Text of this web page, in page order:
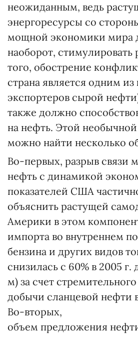
неожиданным, ведь
энергоресурсы со
мощной экономики мира
наоборот, стимулировать
того, обострение
страна является одним
экспортеров сырой
также должно
на нефть. Этой
можно найти несколько
Во-первых, разрыв связи
нефть с динамикой
показателей США
объяснить растущей
Америки в этом
импорта во внутреннем
бензина и других видов
снизилась с 60% в 2005 г.
м) за счет
добычи сланцевой нефти
Во-вторых,
объем предложения